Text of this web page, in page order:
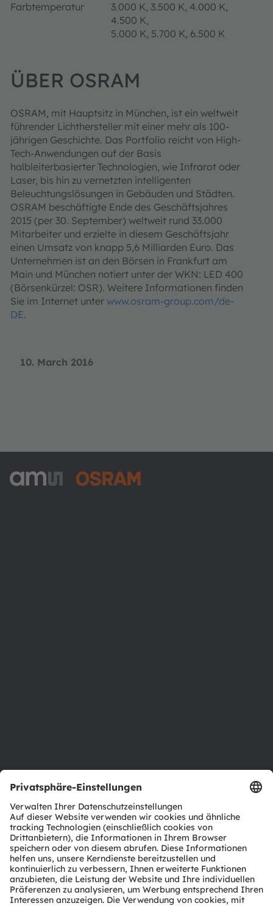
10. March 2016
Farbtemperatur
3.000 K, 3.500 K, 4.000 K,
4.500 K,
5.000 K, 5.700 K, 6.500 K
ÜBER OSRAM
OSRAM, mit Hauptsitz in München, ist ein weltweit
führender Lichthersteller mit einer mehr als 100-
jährigen Geschichte. Das Portfolio reicht von High-
Tech-Anwendungen auf der Basis
halbleiterbasierter Technologien, wie Infrarot oder
Laser, bis hin zu vernetzten intelligenten
Beleuchtungslösungen in Gebäuden und Städten.
OSRAM beschäftigte Ende des Geschäftsjahres
2015 (per 30. September) weltweit rund 33.000
Mitarbeiter und erzielte in diesem Geschäftsjahr
einen Umsatz von knapp 5,6 Milliarden Euro. Das
Unternehmen ist an den Börsen in Frankfurt am
Main und München notiert unter der WKN: LED 400
(Börsenkürzel: OSR). Weitere Informationen finden
Sie im Internet unter www.osram-group.com/de-
DE.
Produkt Selektor
Download Center
Tools
Kundenanfragen
Technischer Support
Partner Netzwerk
Whistleblowing